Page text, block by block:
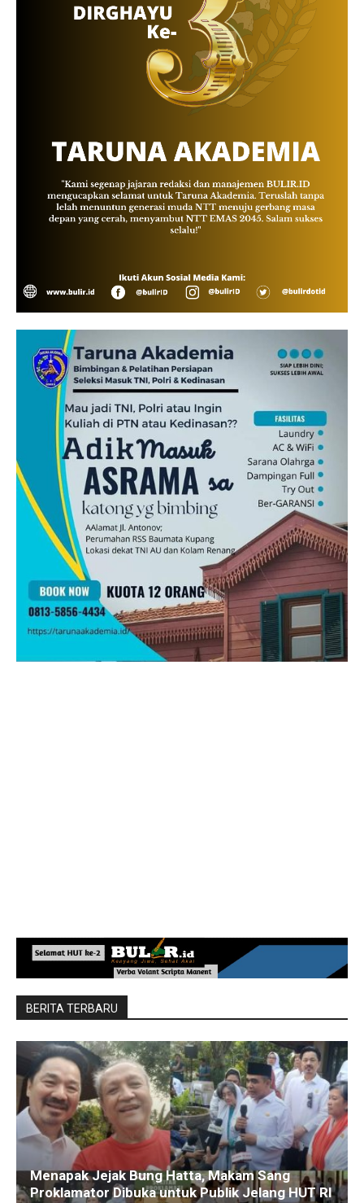
BERITA TERBARU
Menapak Jejak Bung Hatta, Makam Sang
Proklamator Dibuka untuk Publik Jelang HUT RI